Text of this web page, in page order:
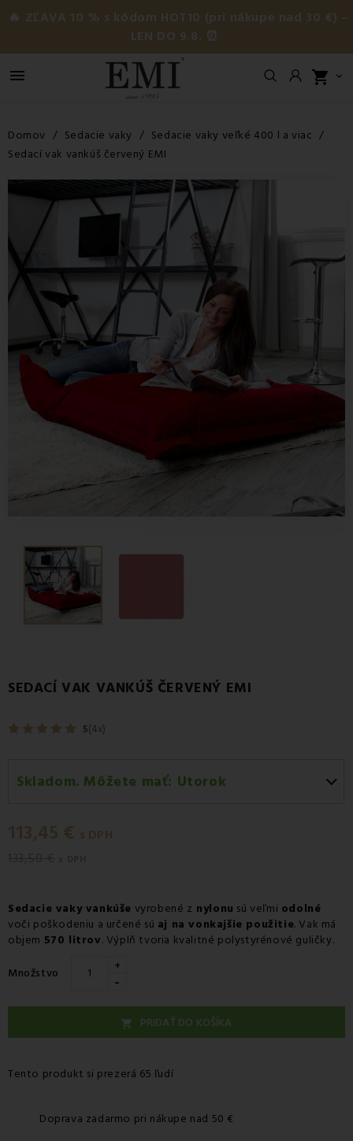
🔥 ZĽAVA 10 % s kódom HOT10 (pri nákupe nad 30 €) –
LEN DO 9.8. ⏰
 shopping_cart 
Domov Sedacie vaky
Sedacie vaky veľké 400 l a viac
Sedací vak vankúš červený EMI
-15,02%
SEDACÍ VAK VANKÚŠ ČERVENÝ EMI
5(4x)
Skladom. Môžete mať: Utorok
Utorok 11.08 -
113,45 € s DPH
Sedacie vaky vankúše vyrobené z nylonu sú veľmi odolné
voči poškodeniu a určené sú aj na vonkajšie použitie. Vak má
objem 570 litrov. Výplň tvoria kvalitné polystyrénové guličky.
Množstvo +
-
 PRIDAŤ DO KOŠÍKA
Tento produkt si prezerá 65 ľudí
Doprava zadarmo pri nákupe nad 50 €